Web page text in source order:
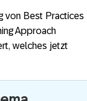
von Best Practices
Approach
welches jetzt